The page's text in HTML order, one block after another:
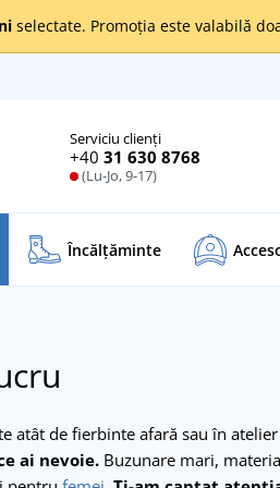
selectate. Promoția este valabilă
Serviciu clienți
+40 31 630 8768
(Lu-Jo, 9-17)
Încălţăminte
atât de fierbinte afară sau în
ai nevoie. Buzunare mari,